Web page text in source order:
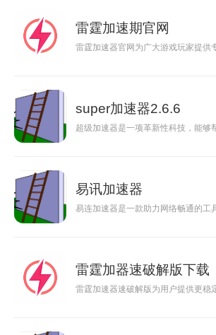
雷霆加速期官网
雷霆加速器官网为广大游戏玩家提供
super加速器2.6.6
超级加速器是一项革新性科技，能
易讯加速器
易连加速器是一款助力网络畅通的工
雷霆加器速破解版下载
雷霆加速器速破解版为用户提供更稳